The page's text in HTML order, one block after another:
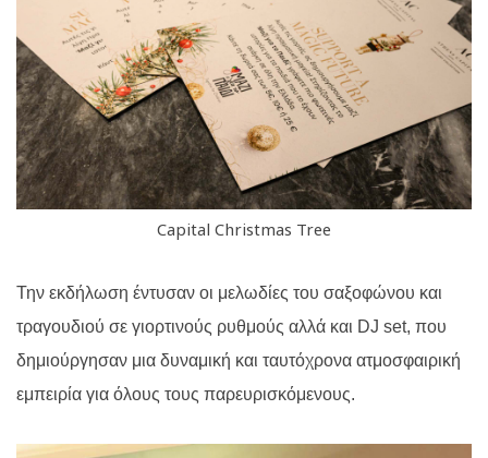
Capital Christmas Tree
Την εκδήλωση έντυσαν οι μελωδίες του σαξοφώνου και
τραγουδιού σε γιορτινούς ρυθμούς αλλά και DJ set, που
δημιούργησαν μια δυναμική και ταυτόχρονα ατμοσφαιρική
εμπειρία για όλους τους παρευρισκόμενους.